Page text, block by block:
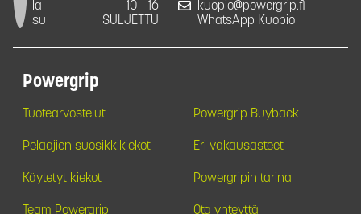
la
10 - 16
su
SULJETTU
kuopio@powergrip.fi
WhatsApp Kuopio
Powergrip
Tuotearvostelut Powergrip Buyback
Pelaajien suosikkikiekot Eri vakausasteet
Käytetyt kiekot Powergripin tarina
Team Powergrip Ota yhteyttä